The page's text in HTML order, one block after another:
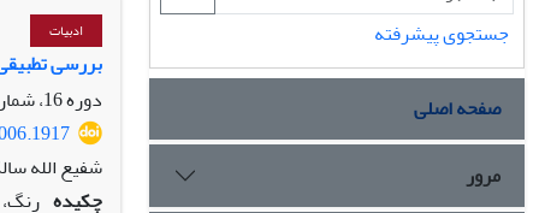
ادبیات
بررسی
دوره 16، شماره 3، پاییز 1403، صفحه
شفیع الله
چکیده
جستجوی پیشرفته
صفحه اصلی
مرور